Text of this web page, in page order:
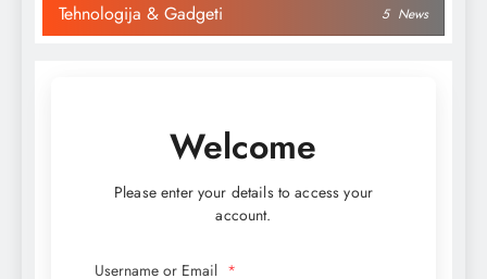
Tehnologija & Gadgeti 5 News
Welcome
Please enter your details to access your
account.
Username or Email *